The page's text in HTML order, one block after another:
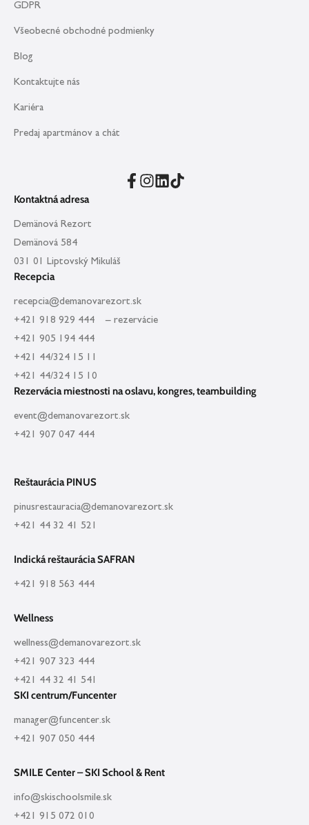
GDPR
Všeobecné obchodné podmienky
Blog
Kontaktujte nás
Kariéra
Predaj apartmánov a chát
Kontaktná adresa
Demänová Rezort
Demänová 584
031 01 Liptovský Mikuláš
Recepcia
recepcia@demanovarezort.sk
+421 918 929 444 – rezervácie
+421 905 194 444
+421 44/324 15 11
+421 44/324 15 10
Rezervácia miestnosti na oslavu, kongres, teambuilding
event@demanovarezort.sk
+421 907 047 444
Reštaurácia PINUS
pinusrestauracia@demanovarezort.sk
+421 44 32 41 521
Indická reštaurácia SAFRAN
+421 918 563 444
Wellness
wellness@demanovarezort.sk
+421 907 323 444
+421 44 32 41 541
SKI centrum/Funcenter
manager@funcenter.sk
+421 907 050 444
SMILE Center – SKI School & Rent
info@skischoolsmile.sk
+421 915 072 010